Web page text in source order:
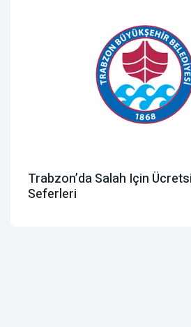
Trabzon’da Salah Için
Seferleri